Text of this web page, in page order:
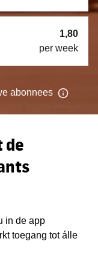
1,80
per week
abonnees
de
in de app
toegang tot álle